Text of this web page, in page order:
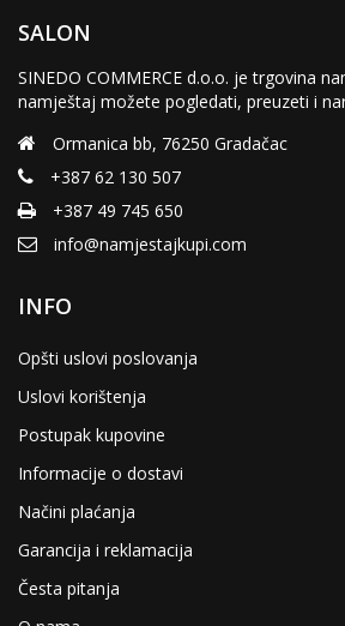
SALON
SINEDO COMMERCE d.o.o. je trgovina
namještaj možete pogledati, preuzeti i
Ormanica bb, 76250 Gradačac
+387 62 130 507
+387 49 745 650
info@namjestajkupi.com
INFO
Opšti uslovi poslovanja
Uslovi korištenja
Postupak kupovine
Informacije o dostavi
Načini plaćanja
Garancija i reklamacija
Česta pitanja